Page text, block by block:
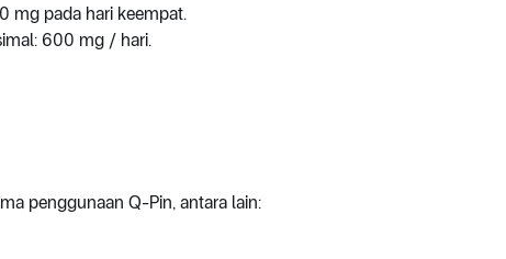
mg pada hari keempat.
600 mg / hari.
penggunaan Q-Pin, antara lain: